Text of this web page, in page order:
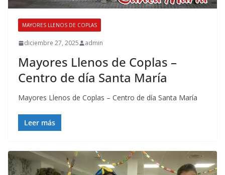
MAYORES LLENOS DE COPLAS
diciembre 27, 2025 admin
Mayores Llenos de Coplas –
Centro de día Santa María
Mayores Llenos de Coplas – Centro de día Santa María
Leer más